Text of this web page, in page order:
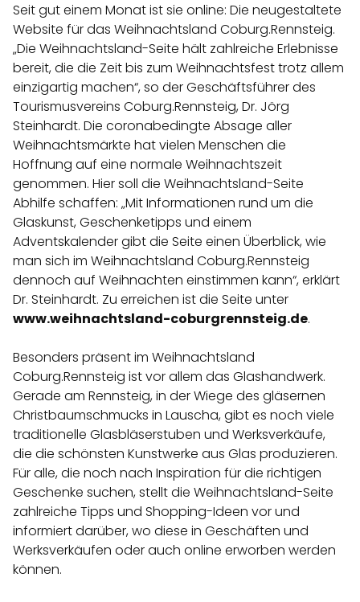
Seit gut einem Monat ist sie online: Die neugestaltete
Website für das Weihnachtsland Coburg.Rennsteig.
„Die Weihnachtsland-Seite hält zahlreiche Erlebnisse
bereit, die die Zeit bis zum Weihnachtsfest trotz allem
einzigartig machen“, so der Geschäftsführer des
Tourismusvereins Coburg.Rennsteig, Dr. Jörg
Steinhardt. Die coronabedingte Absage aller
Weihnachtsmärkte hat vielen Menschen die
Hoffnung auf eine normale Weihnachtszeit
genommen. Hier soll die Weihnachtsland-Seite
Abhilfe schaffen: „Mit Informationen rund um die
Glaskunst, Geschenketipps und einem
Adventskalender gibt die Seite einen Überblick, wie
man sich im Weihnachtsland Coburg.Rennsteig
dennoch auf Weihnachten einstimmen kann“, erklärt
Dr. Steinhardt. Zu erreichen ist die Seite unter
www.weihnachtsland-coburgrennsteig.de.
Besonders präsent im Weihnachtsland
Coburg.Rennsteig ist vor allem das Glashandwerk.
Gerade am Rennsteig, in der Wiege des gläsernen
Christbaumschmucks in Lauscha, gibt es noch viele
traditionelle Glasbläserstuben und Werksverkäufe,
die die schönsten Kunstwerke aus Glas produzieren.
Für alle, die noch nach Inspiration für die richtigen
Geschenke suchen, stellt die Weihnachtsland-Seite
zahlreiche Tipps und Shopping-Ideen vor und
informiert darüber, wo diese in Geschäften und
Werksverkäufen oder auch online erworben werden
können.